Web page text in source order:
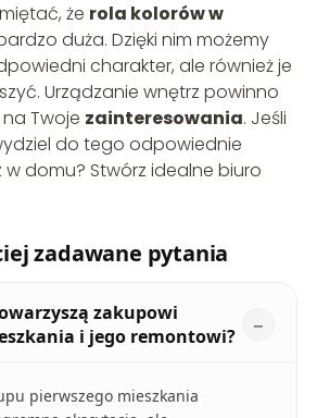
że rola kolorów w
duża. Dzięki nim możemy
charakter, ale również je
Urządzanie wnętrz powinno
Twoje zainteresowania. Jeśli
do tego odpowiednie
w domu? Stwórz idealne biuro
zadawane pytania
zakupowi
i jego remontowi?
pierwszego mieszkania